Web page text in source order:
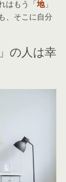
はもう「地」
、そこに自分
の人は幸